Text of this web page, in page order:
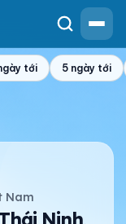
tới 5 ngày tới
Nam